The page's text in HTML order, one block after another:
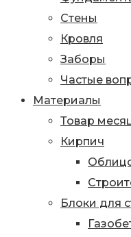
Стены
Кровля
Заборы
Частые
Материалы
Товар
Кирпич
Блоки для